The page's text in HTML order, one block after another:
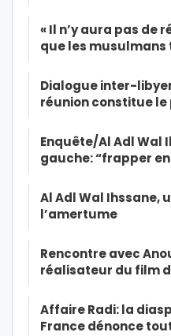
« Il n’y aura pas de
que les
Dialogue inter-
réunion constitue
Enquête/Al Adl Wal
gauche: “frapper
Al Adl Wal Ihssane,
l’amertume
Rencontre avec
réalisateur du film
Affaire Radi: la
France dénonce